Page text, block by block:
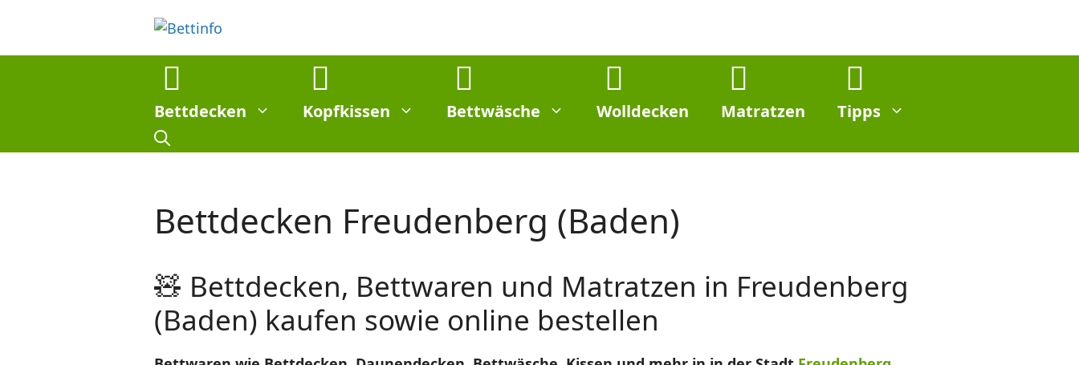
springen
Bettdecken Kopfkissen Bettwäsche Wolldecken Matratzen Tipps
Bettdecken Freudenberg (Baden)
🧸 Bettdecken, Bettwaren und Matratzen in Freudenberg
(Baden) kaufen sowie online bestellen